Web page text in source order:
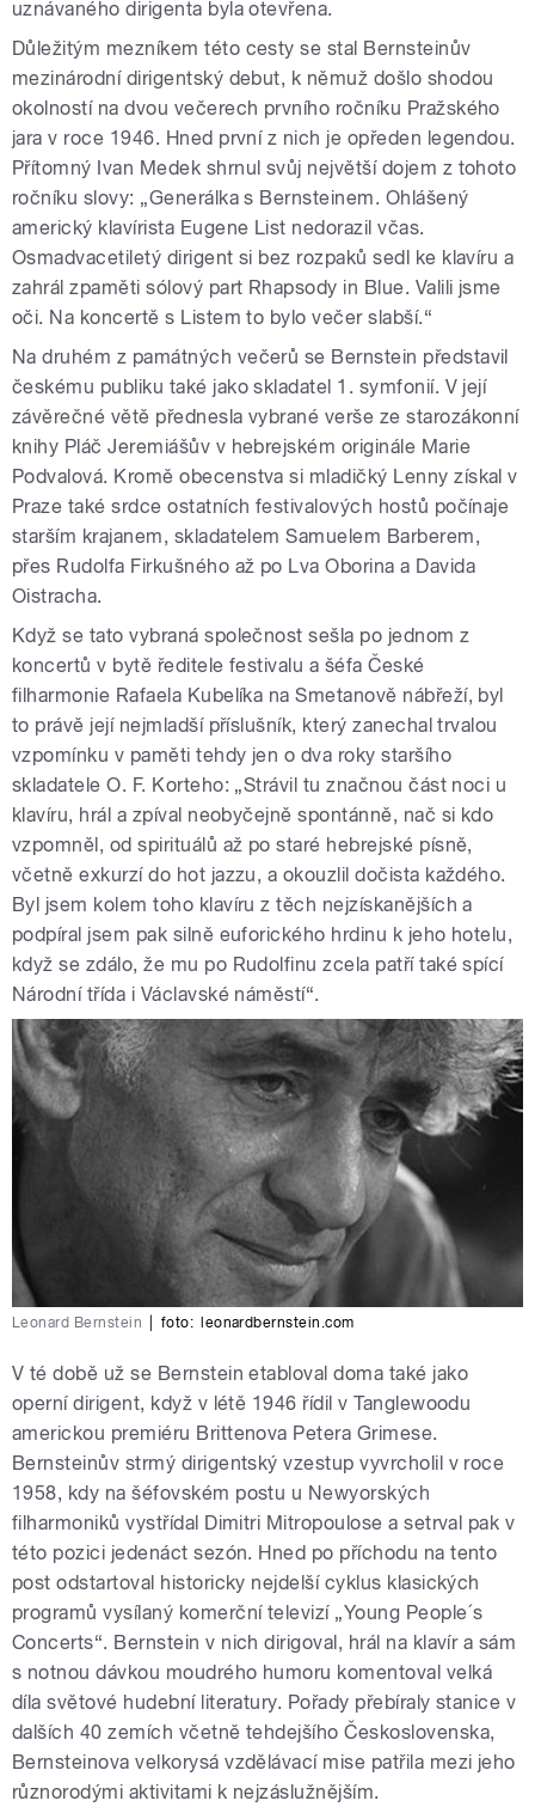
uznávaného dirigenta byla otevřena.
Důležitým mezníkem této cesty se stal Bernsteinův
mezinárodní dirigentský debut, k němuž došlo shodou
okolností na dvou večerech prvního ročníku Pražského
jara v roce 1946. Hned první z nich je opředen legendou.
Přítomný Ivan Medek shrnul svůj největší dojem z tohoto
ročníku slovy: „Generálka s Bernsteinem. Ohlášený
americký klavírista Eugene List nedorazil včas.
Osmadvacetiletý dirigent si bez rozpaků sedl ke klavíru a
zahrál zpaměti sólový part Rhapsody in Blue. Valili jsme
oči. Na koncertě s Listem to bylo večer slabší.“
Na druhém z památných večerů se Bernstein představil
českému publiku také jako skladatel 1. symfonií. V její
závěrečné větě přednesla vybrané verše ze starozákonní
knihy Pláč Jeremiášův v hebrejském originále Marie
Podvalová. Kromě obecenstva si mladičký Lenny získal v
Praze také srdce ostatních festivalových hostů počínaje
starším krajanem, skladatelem Samuelem Barberem,
přes Rudolfa Firkušného až po Lva Oborina a Davida
Oistracha.
Když se tato vybraná společnost sešla po jednom z
koncertů v bytě ředitele festivalu a šéfa České
filharmonie Rafaela Kubelíka na Smetanově nábřeží, byl
to právě její nejmladší příslušník, který zanechal trvalou
vzpomínku v paměti tehdy jen o dva roky staršího
skladatele O. F. Korteho: „Strávil tu značnou část noci u
klavíru, hrál a zpíval neobyčejně spontánně, nač si kdo
vzpomněl, od spirituálů až po staré hebrejské písně,
včetně exkurzí do hot jazzu, a okouzlil dočista každého.
Byl jsem kolem toho klavíru z těch nejzískanějších a
podpíral jsem pak silně euforického hrdinu k jeho hotelu,
když se zdálo, že mu po Rudolfinu zcela patří také spící
Národní třída i Václavské náměstí“.
Leonard Bernstein foto: leonardbernstein.com
V té době už se Bernstein etabloval doma také jako
operní dirigent, když v létě 1946 řídil v Tanglewoodu
americkou premiéru Brittenova Petera Grimese.
Bernsteinův strmý dirigentský vzestup vyvrcholil v roce
1958, kdy na šéfovském postu u Newyorských
filharmoniků vystřídal Dimitri Mitropoulose a setrval pak v
této pozici jedenáct sezón. Hned po příchodu na tento
post odstartoval historicky nejdelší cyklus klasických
programů vysílaný komerční televizí „Young People´s
Concerts“. Bernstein v nich dirigoval, hrál na klavír a sám
s notnou dávkou moudrého humoru komentoval velká
díla světové hudební literatury. Pořady přebíraly stanice v
dalších 40 zemích včetně tehdejšího Československa,
Bernsteinova velkorysá vzdělávací mise patřila mezi jeho
různorodými aktivitami k nejzáslužnějším.